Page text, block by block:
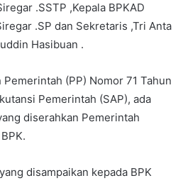
.SSTP ,Kepala BPKAD
.SP dan Sekretaris ,Tri Anta
Hasibuan .
(PP) Nomor 71 Tahun
Pemerintah (SAP), ada
diserahkan Pemerintah
disampaikan kepada BPK